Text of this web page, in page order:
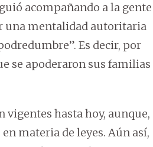
acompañando a la gente
una mentalidad autoritaria
Es decir, por
se apoderaron sus familias
hasta hoy, aunque,
materia de leyes. Aún así,